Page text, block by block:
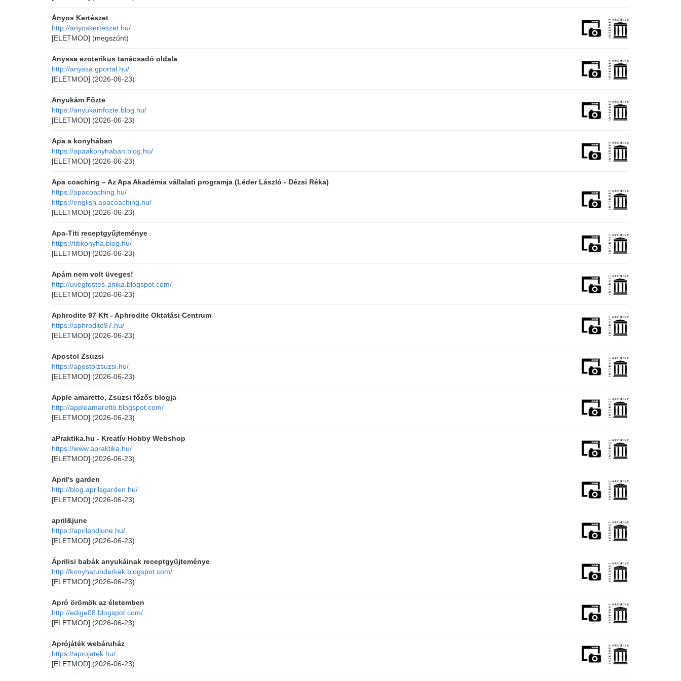
Ányos Kertészet
http://anyoskerteszet.hu/
[ELETMOD] (megszűnt)
Anyssa ezoterikus tanácsadó oldala
http://anyssa.gportal.hu/
[ELETMOD] (2026-06-23)
Anyukám Főzte
https://anyukamfozte.blog.hu/
[ELETMOD] (2026-06-23)
Apa a konyhában
https://apaakonyhaban.blog.hu/
[ELETMOD] (2026-06-23)
Apa coaching – Az Apa Akadémia vállalati programja (Léder László - Dézsi Réka)
https://apacoaching.hu/
https://english.apacoaching.hu/
[ELETMOD] (2026-06-23)
Apa-Titi receptgyűjteménye
https://titikonyha.blog.hu/
[ELETMOD] (2026-06-23)
Apám nem volt üveges!
http://uvegfestes-anika.blogspot.com/
[ELETMOD] (2026-06-23)
Aphrodite 97 Kft - Aphrodite Oktatási Centrum
https://aphrodite97.hu/
[ELETMOD] (2026-06-23)
Apostol Zsuzsi
https://apostolzsuzsi.hu/
[ELETMOD] (2026-06-23)
Apple amaretto, Zsuzsi főzős blogja
http://appleamaretto.blogspot.com/
[ELETMOD] (2026-06-23)
aPraktika.hu - Kreatív Hobby Webshop
https://www.apraktika.hu/
[ELETMOD] (2026-06-23)
April's garden
http://blog.aprilsgarden.hu/
[ELETMOD] (2026-06-23)
april&june
https://aprilandjune.hu/
[ELETMOD] (2026-06-23)
Áprilisi babák anyukáinak receptgyüjteménye
http://konyhatunderkek.blogspot.com/
[ELETMOD] (2026-06-23)
Apró örömök az életemben
http://edige08.blogspot.com/
[ELETMOD] (2026-06-23)
Aprójáték webáruház
https://aprojatek.hu/
[ELETMOD] (2026-06-23)